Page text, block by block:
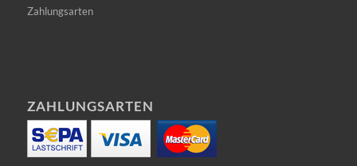
Zahlungsarten
ZAHLUNGSARTEN